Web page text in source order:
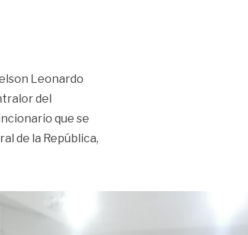
Leonardo
del
que se
de la República,